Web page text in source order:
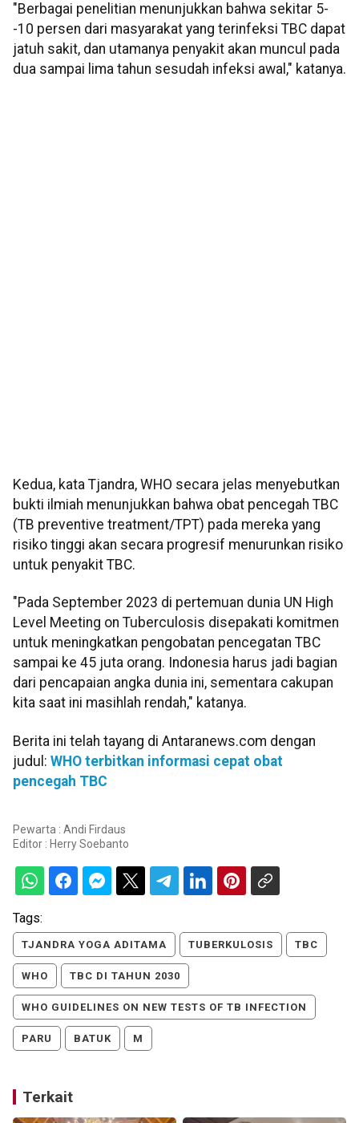
"Berbagai penelitian menunjukkan bahwa sekitar 5-
-10 persen dari masyarakat yang terinfeksi TBC dapat
jatuh sakit, dan utamanya penyakit akan muncul pada
dua sampai lima tahun sesudah infeksi awal," katanya.
Kedua, kata Tjandra, WHO secara jelas menyebutkan
bukti ilmiah menunjukkan bahwa obat pencegah TBC
(TB preventive treatment/TPT) pada mereka yang
risiko tinggi akan secara progresif menurunkan risiko
untuk penyakit TBC.
"Pada September 2023 di pertemuan dunia UN High
Level Meeting on Tuberculosis disepakati komitmen
untuk meningkatkan pengobatan pencegatan TBC
sampai ke 45 juta orang. Indonesia harus jadi bagian
dari pencapaian angka dunia ini, sementara cakupan
kita saat ini masihlah rendah," katanya.
Berita ini telah tayang di Antaranews.com dengan
judul: WHO terbitkan informasi cepat obat
pencegah TBC
Pewarta : Andi Firdaus
Editor : Herry Soebanto
Tags:
TJANDRA YOGA ADITAMA TUBERKULOSIS TBC
WHO TBC DI TAHUN 2030
WHO GUIDELINES ON NEW TESTS OF TB INFECTION
PARU BATUK M
Terkait